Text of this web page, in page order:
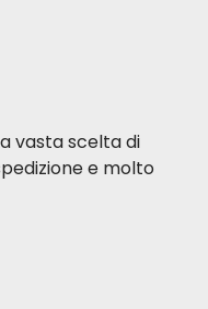
vasta scelta di
e molto